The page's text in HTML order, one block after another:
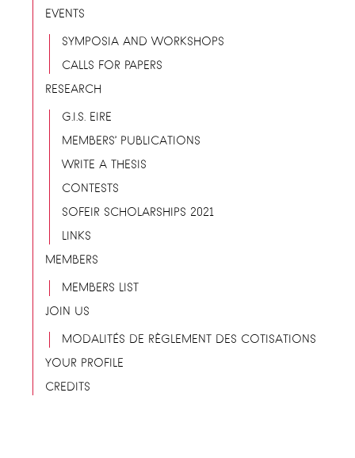
EVENTS
SYMPOSIA AND WORKSHOPS
CALLS FOR PAPERS
RESEARCH
G.I.S. EIRE
MEMBERS’ PUBLICATIONS
WRITE A THESIS
CONTESTS
SOFEIR SCHOLARSHIPS 2021
LINKS
MEMBERS
MEMBERS LIST
JOIN US
MODALITÉS DE RÈGLEMENT DES COTISATIONS
YOUR PROFILE
CREDITS